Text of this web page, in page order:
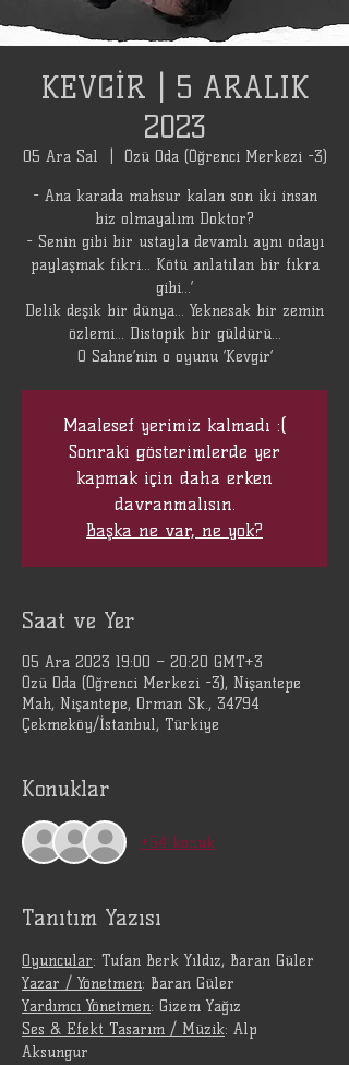
KEVGİR | 5 ARALIK
2023
05 Ara Sal Özü Oda (Öğrenci Merkezi -3)
- Ana karada mahsur kalan son iki insan
biz olmayalım Doktor?
- Senin gibi bir ustayla devamlı aynı odayı
paylaşmak fikri… Kötü anlatılan bir fıkra
gibi…’
Delik deşik bir dünya… Yeknesak bir zemin
özlemi… Distopik bir güldürü…
O Sahne’nin o oyunu ‘Kevgir’
Maalesef yerimiz kalmadı :(
Sonraki gösterimlerde yer
kapmak için daha erken
davranmalısın.
Başka ne var, ne yok?
Saat ve Yer
05 Ara 2023 19:00 – 20:20 GMT+3
Özü Oda (Öğrenci Merkezi -3), Nişantepe
Mah, Nişantepe, Orman Sk., 34794
Çekmeköy/İstanbul, Türkiye
Konuklar
+54 konuk
Tanıtım Yazısı
Oyuncular: Tufan Berk Yıldız, Baran Güler
Yazar / Yönetmen: Baran Güler
Yardımcı Yönetmen: Gizem Yağız
Ses & Efekt Tasarım / Müzik: Alp
Aksungur